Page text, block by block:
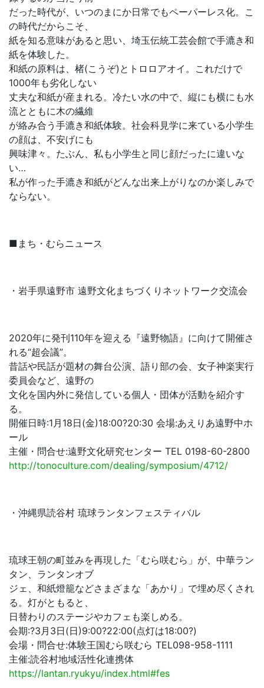
だった時代が、いつのまにか日常でもペーパーレス化。こ
の時代だからこそ、
紙を知る意味があると思い、埼玉伝統工芸会館で手漉き和
紙を体験した。
和紙の原料は、楮(こうぞ)とトロロアオイ。これだけで
1000年も劣化しない
丈夫な和紙が産まれる。冷たい水の中で、縦にも横にも水
流とともに木の繊維
が絡み合う手漉き和紙体験。社会科見学に来ている小学生
の顔は、不安げにも
興味津々。たぶん、私も小学生と同じ顔だったに違いな
い…
私が作った手漉き和紙がどんな出来上がりなのか楽しみで
ならない。
■まち・むらニュース
・岩手県遠野市 遠野文化まちづくりネットワーク交流会
2020年に発刊110年を迎える『遠野物語』に向けて開催さ
れる“超会議”。
昔話や民話が題材の舞台公演、語り部の会、女子神楽実行
委員会など、遠野の
文化を国内外に発信している個人・団体が活動を紹介す
る。
開催日時:1月18日(金)18:00?20:30 会場:あえりあ遠野中ホ
ール
主催・問合せ:遠野文化研究センター TEL 0198-60-2800
http://tonoculture.com/dealing/symposium/4712/
・沖縄県読谷村 琉球ランタンフェスティバル
琉球王朝の町並みを再現した「むら咲むら」が、中華ラン
タン、ランタンオブ
ジェ、和紙燈籠などさまざまな「あかり」で埋め尽くされ
る。灯がともると、
日替わりのステージやカフェも楽しめる。
会期:?3月3日(日)9:00?22:00(点灯は18:00?)
会場・問合せ:体験王国むら咲むら TEL098-958-1111
主催:読谷村地域活性化連携体
https://lantan.ryukyu/index.html#fes